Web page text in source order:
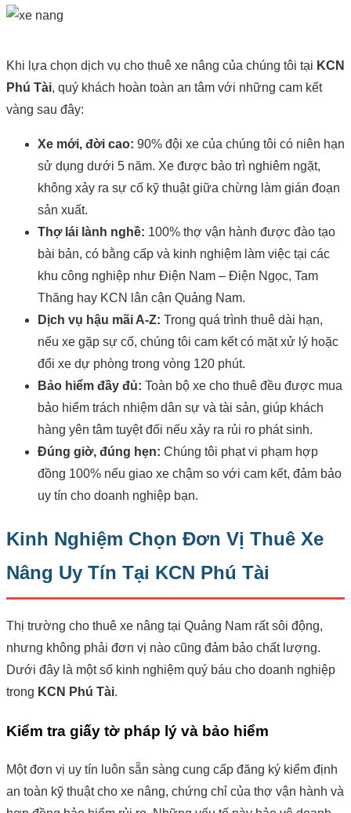
Khi lựa chọn dịch vụ cho thuê xe nâng của chúng tôi tại KCN
Phú Tài, quý khách hoàn toàn an tâm với những cam kết
vàng sau đây:
Xe mới, đời cao: 90% đội xe của chúng tôi có niên hạn
sử dụng dưới 5 năm. Xe được bảo trì nghiêm ngặt,
không xảy ra sự cố kỹ thuật giữa chừng làm gián đoạn
sản xuất.
Thợ lái lành nghề: 100% thợ vận hành được đào tạo
bài bản, có bằng cấp và kinh nghiệm làm việc tại các
khu công nghiệp như Điện Nam – Điện Ngọc, Tam
Thăng hay KCN lân cận Quảng Nam.
Dịch vụ hậu mãi A-Z: Trong quá trình thuê dài hạn,
nếu xe gặp sự cố, chúng tôi cam kết có mặt xử lý hoặc
đổi xe dự phòng trong vòng 120 phút.
Bảo hiểm đầy đủ: Toàn bộ xe cho thuê đều được mua
bảo hiểm trách nhiệm dân sự và tài sản, giúp khách
hàng yên tâm tuyệt đối nếu xảy ra rủi ro phát sinh.
Đúng giờ, đúng hẹn: Chúng tôi phạt vi phạm hợp
đồng 100% nếu giao xe chậm so với cam kết, đảm bảo
uy tín cho doanh nghiệp bạn.
Kinh Nghiệm Chọn Đơn Vị Thuê Xe
Nâng Uy Tín Tại KCN Phú Tài
Thị trường cho thuê xe nâng tại Quảng Nam rất sôi động,
nhưng không phải đơn vị nào cũng đảm bảo chất lượng.
Dưới đây là một số kinh nghiệm quý báu cho doanh nghiệp
trong KCN Phú Tài.
Kiểm tra giấy tờ pháp lý và bảo hiểm
Một đơn vị uy tín luôn sẵn sàng cung cấp đăng ký kiểm định
an toàn kỹ thuật cho xe nâng, chứng chỉ của thợ vận hành và